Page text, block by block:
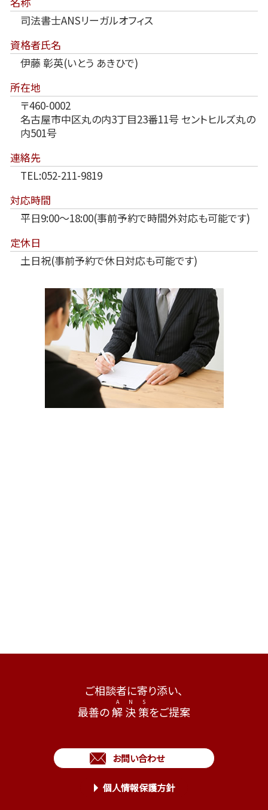
司法書士ANSリーガルオフィス
資格者氏名
伊藤 彰英(いとう あきひで)
所在地
〒460-0002
名古屋市中区丸の内3丁目23番11号 セントヒルズ丸の
内501号
連絡先
TEL:052-211-9819
対応時間
平日9:00～18:00(事前予約で時間外対応も可能です)
定休日
土日祝(事前予約で休日対応も可能です)
ご相談者に寄り添い、
最善の解決策をご提案
個人情報保護方針
お問い合わせ